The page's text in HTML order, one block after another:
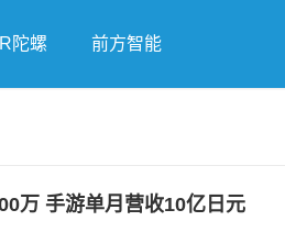
陀螺 前方智能
万 手游单月营收10亿日元